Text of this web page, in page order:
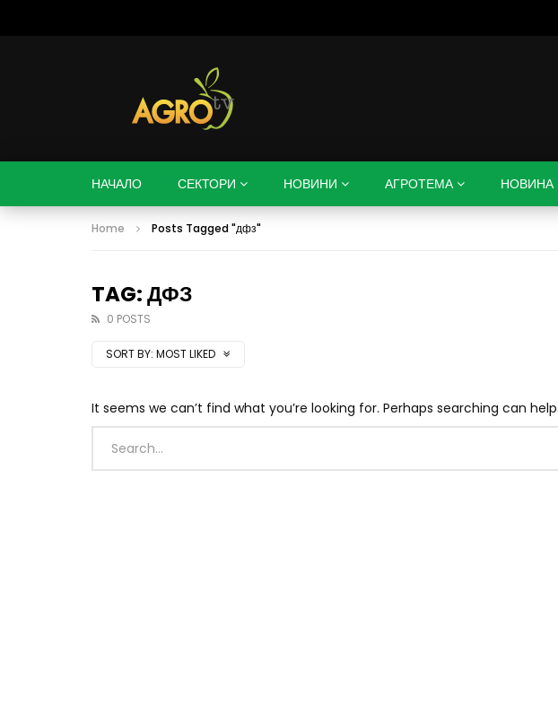
НАЧАЛО СЕКТОРИ НОВИНИ АГРОТЕМА НОВИНА
Home Posts Tagged "дфз"
TAG: ДФЗ
0 POSTS
SORT BY: MOST LIKED
It seems we can’t find what you’re looking for. Perhaps searching can help.